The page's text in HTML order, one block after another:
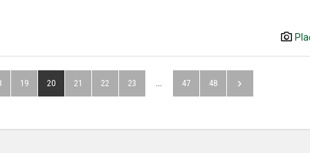
19 20 21 22 23 ... 47 48